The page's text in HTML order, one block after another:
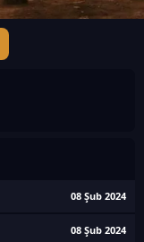
08 Şub 2024
08 Şub 2024